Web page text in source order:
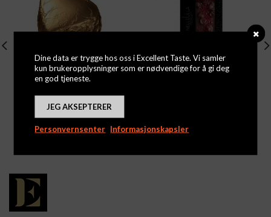
Logg inn for å se priser
Dine data er trygge hos oss i Excellent Taste. Vi samler
kun brukeropplysninger som er nødvendige for å gi deg
en god tjeneste.
JEG AKSEPTERER
Personvernsenter Informasjonskapsler